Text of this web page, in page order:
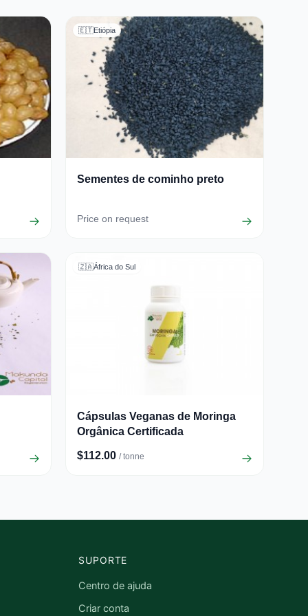
🇪🇹Etiópia
Sementes de cominho preto
Price on request
🇿🇦África do Sul
Cápsulas Veganas de Moringa
Orgânica Certificada
$112.00 / tonne
SUPORTE
Centro de ajuda
Criar conta